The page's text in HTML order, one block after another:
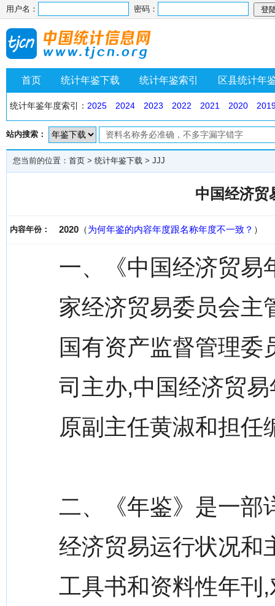
用户名： 密码：
首页 统计年鉴下载 统计年鉴索引 区县统计年
统计年鉴年度索引： 2025 2024 2023 2022 2021 2020
站内搜索：
您当前的位置： 首页 > 统计年鉴下载 > JJJ
中国经济贸
内容年份： 2020 （为何年鉴的内容年度跟名称年度不一致？ ）
一、《中国经济贸易
家经济贸易委员会主
国有资产监督管理
司主办,中国经济贸
原副主任黄淑和担任
二、《年鉴》是一部
经济贸易运行状况和
工具书和资料性年刊